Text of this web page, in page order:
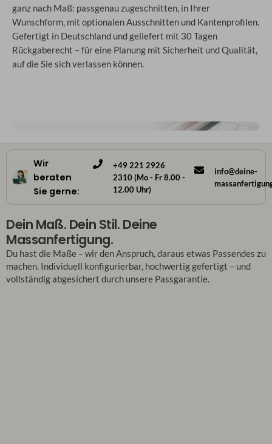
ganz nach Maß: passgenau zugeschnitten, in Ihrer
Wunschform, mit optionalen Ausschnitten und Kantenprofilen.
Gefertigt in Deutschland und geliefert mit 30 Tagen
Rückgaberecht – für eine Planung mit Sicherheit und Qualität,
auf die Sie sich verlassen können.
Wir
beraten
Sie gerne:
+49 221 2926
2310 (Mo - Fr 8.00 -
12.00 Uhr)
info@deine-
Dein Maß. Dein Stil. Deine
Massanfertigung.
Du hast die Maße – wir den Anspruch, daraus etwas Passendes zu
machen. Individuell konfigurierbar, hochwertig gefertigt – und
vollständig abgesichert durch unsere Passgarantie.